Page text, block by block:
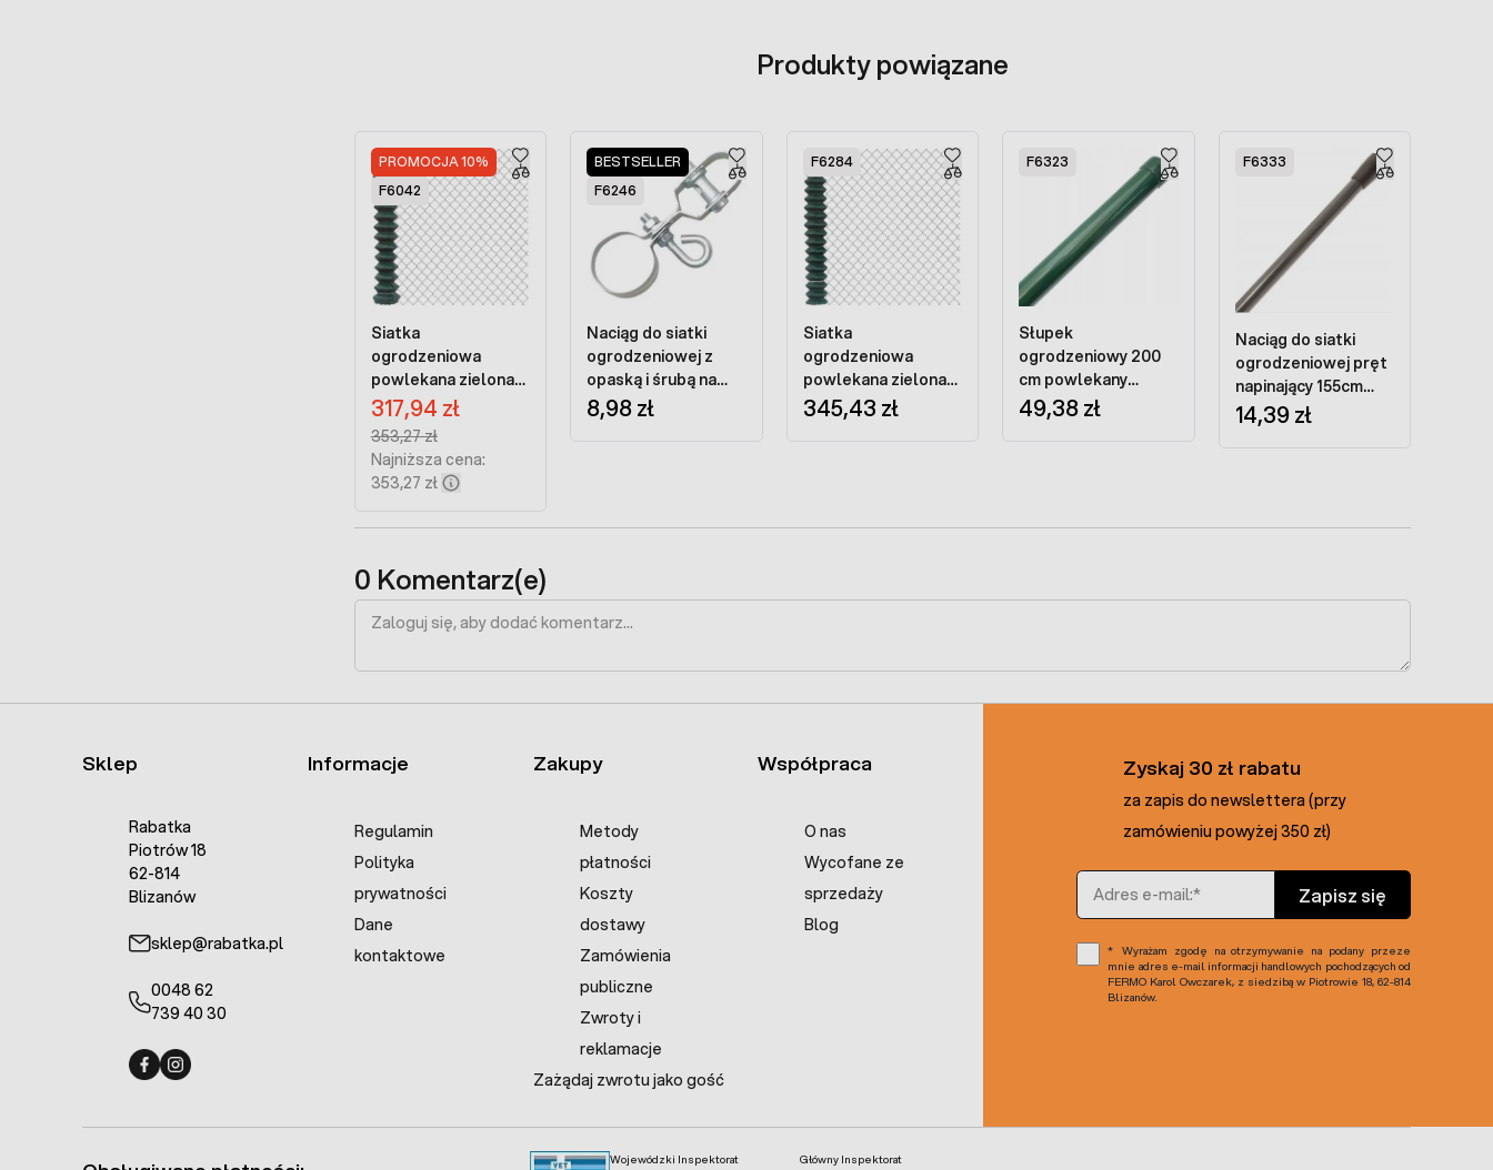
Produkty powiązane
PROMOCJA 10%
F6042
Siatka
ogrodzeniowa
powlekana zielona
oczko 60mm drut
2,6mm wysokość
150cm
Cena promocyjna:
317,94 zł
Regular Price:
353,27 zł
Najniższa cena:
353,27 zł
BESTSELLER
F6246
Naciąg do siatki
ogrodzeniowej z
opaską i śrubą na
słupek 60 mm ocynk
8,98 zł
F6284
Siatka
ogrodzeniowa
powlekana zielona
oczko 50mm drut
3,1mm wysokość
345,43 zł
F6323
Słupek
ogrodzeniowy 200
cm powlekany
zielony - do siatek
tradycyjnych
49,38 zł
F6333
Naciąg do siatki
ogrodzeniowej pręt
napinający 155cm
8mm antracyt
RAL7016
14,39 zł
0 Komentarz(e)
Sklep
Rabatka
Piotrów 18
62-814
Blizanów
sklep@rabatka.pl
0048 62
739 40 30
Informacje
Regulamin
Polityka
prywatności
Dane
kontaktowe
Zakupy
Metody
płatności
Koszty
dostawy
Zamówienia
publiczne
Zwroty i
reklamacje
Zażądaj zwrotu jako gość
Współpraca
O nas
Wycofane ze
sprzedaży
Blog
Zyskaj 30 zł rabatu
za zapis do newslettera (przy
zamówieniu powyżej 350 zł)
Adres e-mail
Zapisz się
Wyrażam zgodę na otrzymywanie na podany przeze
mnie adres e-mail informacji handlowych pochodzących od
FERMO Karol Owczarek, z siedzibą w Piotrowie 18, 62-814
Blizanów.
Wojewódzki Inspektorat
Główny Inspektorat